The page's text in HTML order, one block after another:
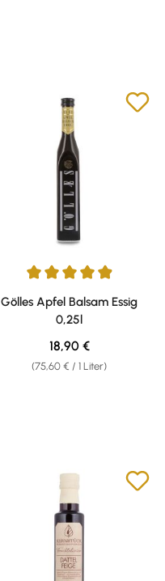
4.95 von 5 SternenBewertung
Gölles Apfel Balsam Essig
0,25l
(75,60 € / 1 Liter)
Regulärer Preis:
18,90 €